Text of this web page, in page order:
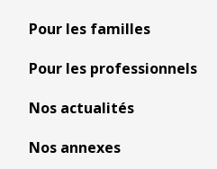
Pour les familles
Pour les professionnels
Nos actualités
Nos annexes